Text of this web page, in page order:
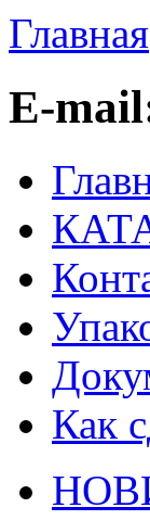
Главная
E-
Как